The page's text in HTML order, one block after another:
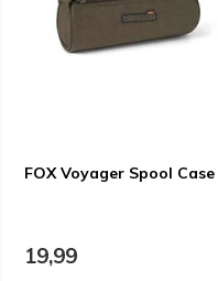
FOX Voyager Spool Case
19,99